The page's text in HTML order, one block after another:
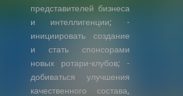
представителей бизнеса
и интеллигенции; -
инициировать создание
и стать спонсорами
новых ротари-клубов; -
добиваться улучшения
качественного состава,